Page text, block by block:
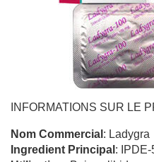
INFORMATIONS SUR LE
Nom Commercial : Ladygra
Ingredient Principal :